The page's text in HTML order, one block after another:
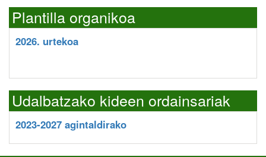
Plantilla organikoa
2026. urtekoa
Udalbatzako kideen ordainsariak
2023-2027 agintaldirako